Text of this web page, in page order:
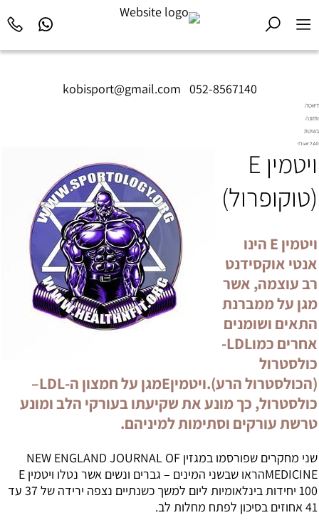
kobisport@gmail.com 052-8567140
דיאטה
ותזונה
בשיטת
Diet2All:
שמאחורי
המושלם.
ויטמין E
(טוקופרול)
ויטמין E הינו
אנטי אוקסידנט
רב עוצמה, אשר
מגן על ממברנת
התאים ושומנים
אחרים כמוLDL-
כולסטרול
(הכולסטרול הרע).ויטמיןEמגן על חמצון ה-LDL–
כולסטרול, כך מונע את שקיעתו בעורקי הלב ומונע
טרשת עורקים וסתימות למיניהם.
שני מחקרים שפורסמו במגזין NEW ENGLAND JOURNAL OF
MEDICINEהראו שבשני המינים – גברים ונשים אשר נטלו ויטמין E
100 יחידות בינלאומיות ליום למשך כשנתיים נצפה ירידה של 37 עד
41 אחוזים בסיכון לפתח מחלות לב.